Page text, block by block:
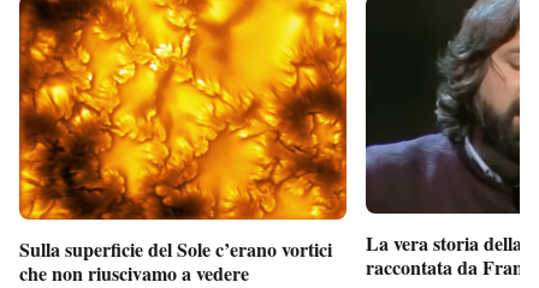
Sulla superficie del Sole c’erano vortici
che non riuscivamo a vedere
La vera storia della
raccontata da